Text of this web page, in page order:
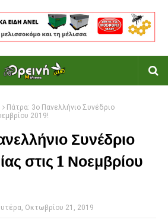
Πάτρα: 3ο Πανελλήνιο Συνέδριο
2019!
Συνέδριο
στις 1 Νοεμβρίου
Οκτωβρίου 21, 2019